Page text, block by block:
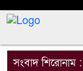
সংবাদ শিরোনাম